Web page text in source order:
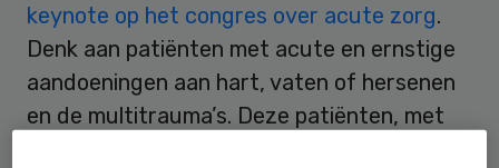
keynote op het congres over acute zorg.
Denk aan patiënten met acute en ernstige
aandoeningen aan hart, vaten of hersenen
en de multitrauma’s. Deze patiënten, met